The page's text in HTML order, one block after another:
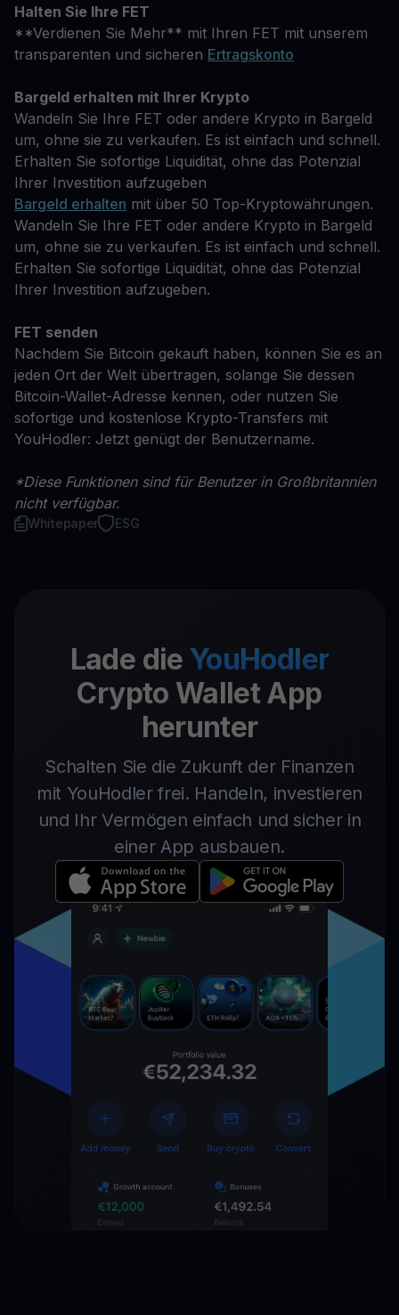
Halten Sie Ihre FET
**Verdienen Sie Mehr** mit Ihren FET mit unserem
transparenten und sicheren Ertragskonto
Bargeld erhalten mit Ihrer Krypto
Wandeln Sie Ihre FET oder andere Krypto in Bargeld
um, ohne sie zu verkaufen. Es ist einfach und schnell.
Erhalten Sie sofortige Liquidität, ohne das Potenzial
Ihrer Investition aufzugeben
Bargeld erhalten mit über 50 Top-Kryptowährungen.
Wandeln Sie Ihre FET oder andere Krypto in Bargeld
um, ohne sie zu verkaufen. Es ist einfach und schnell.
Erhalten Sie sofortige Liquidität, ohne das Potenzial
Ihrer Investition aufzugeben.
FET senden
Nachdem Sie Bitcoin gekauft haben, können Sie es an
jeden Ort der Welt übertragen, solange Sie dessen
Bitcoin-Wallet-Adresse kennen, oder nutzen Sie
sofortige und kostenlose Krypto-Transfers mit
YouHodler: Jetzt genügt der Benutzername.
*Diese Funktionen sind für Benutzer in Großbritannien
nicht verfügbar.
Whitepaper ESG
Lade die YouHodler
Crypto Wallet App
herunter
Schalten Sie die Zukunft der Finanzen
mit YouHodler frei. Handeln, investieren
und Ihr Vermögen einfach und sicher in
einer App ausbauen.